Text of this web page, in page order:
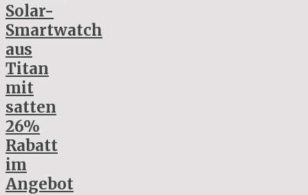
Solar-
Smartwatch
aus
Titan
mit
satten
26%
Rabatt
im
Angebot